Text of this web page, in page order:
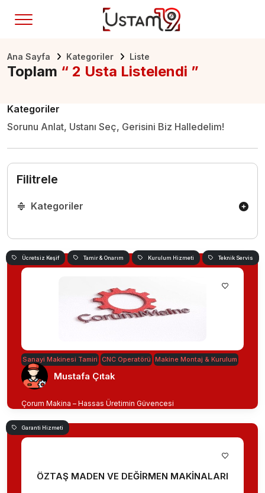
Ana Sayfa Kategoriler Liste
Toplam “ 2 Usta Listelendi ”
Kategoriler
Sorunu Anlat, Ustanı Seç, Gerisini Biz Halledelim!
Filitrele
Kategoriler
Ücretsiz Keşif Tamir & Onarım Kurulum Hizmeti Teknik Servis
Sanayi Makinesi Tamiri CNC Operatörü Makine Montaj & Kurulum
Mustafa Çıtak
Çorum Makina – Hassas Üretimin Güvencesi
ÖZTAŞ MADEN VE DEĞİRMEN MAKİNALARI
Garanti Hizmeti